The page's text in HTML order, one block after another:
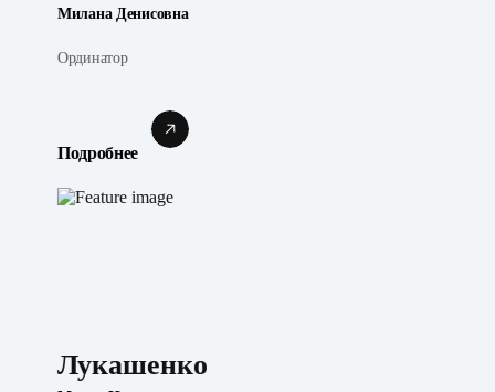
Милана Денисовна
Ординатор
Подробнее
Лукашенко